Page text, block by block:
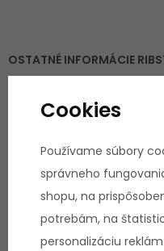
OSTATNÉ INFORMÁCIE
Rozstup stredov priečok
Váha ribstole
: cca
Montáž a kotvenie
prvkov si zákazník
Cookies
Používame súbory
správneho
shopu, na
potrebám, na
personalizáciu